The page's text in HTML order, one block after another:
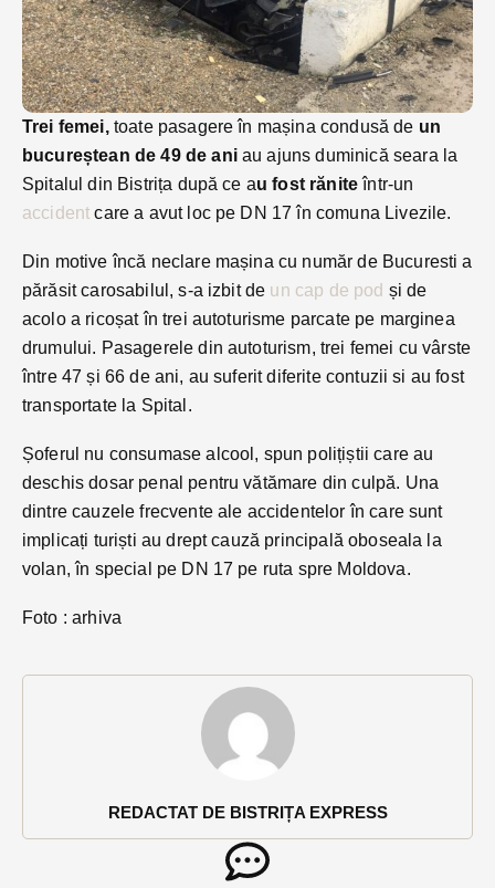
REDACTAT DE BISTRIȚA EXPRESS
Trei femei,toate pasagere în mașina condusă de un
bucureștean de 49 de aniau ajuns duminică seara la
Spitalul din Bistrița după ce au fost răniteîntr-un
accident care a avut loc pe DN 17 în comuna Livezile.
Din motive încă neclare mașina cu număr de Bucuresti a
părăsit carosabilul, s-a izbit de un cap de pod și de
acolo a ricoșat în trei autoturisme parcate pe marginea
drumului. Pasagerele din autoturism, trei femei cu vârste
între 47 și 66 de ani, au suferit diferite contuzii si au fost
transportate la Spital.
Șoferul nu consumase alcool, spun polițiștii care au
deschis dosar penal pentru vătămare din culpă. Una
dintre cauzele frecvente ale accidentelor în care sunt
implicați turiști au drept cauză principală oboseala la
volan, în special pe DN 17 pe ruta spre Moldova.
Foto : arhiva